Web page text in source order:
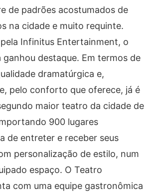
de padrões acostumados de
na cidade e muito requinte.
Infinitus Entertainment, o
destaque. Em termos de
dramatúrgica e,
pelo conforto que oferece, já é
maior teatro da cidade de
900 lugares
de entreter e receber seus
personalização de estilo, num
espaço. O Teatro
com uma equipe gastronômica